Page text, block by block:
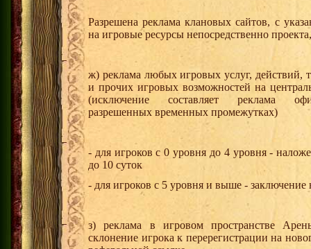
Разрешена реклама клановых сайтов, с
на игровые ресурсы непосредственно
ж) реклама любых игровых услуг, действий,
и прочих игровых возможностей на
(исключение составляет реклама
разрешенных временных промежутках)
- для игроков с 0 уровня до 4 уровня -
до 10 суток
- для игроков с 5 уровня и выше - заключение
з) реклама в игровом пространстве
склонение игрока к перерегистрации на